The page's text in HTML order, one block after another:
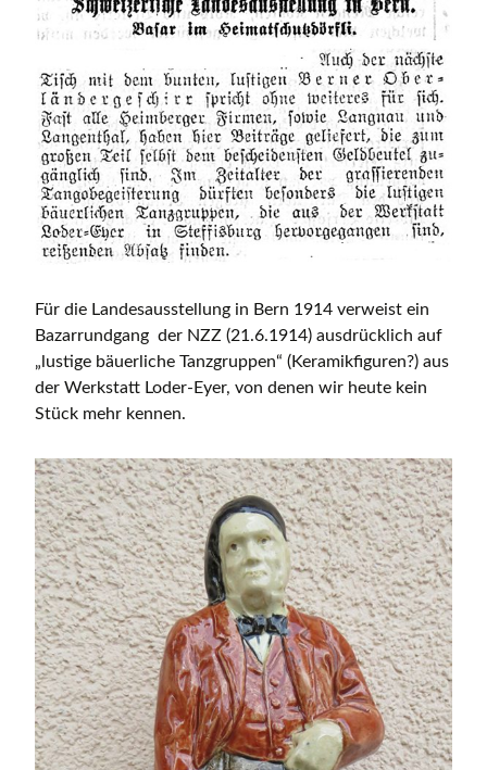
Für die Landesausstellung in Bern 1914 verweist ein
Bazarrundgang der NZZ (21.6.1914) ausdrücklich auf
„lustige bäuerliche Tanzgruppen“ (Keramikfiguren?) aus
der Werkstatt Loder-Eyer, von denen wir heute kein
Stück mehr kennen.